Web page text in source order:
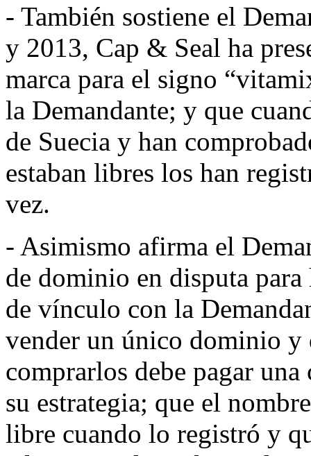
- También sostiene el
y 2013, Cap & Seal ha
marca para el signo
la Demandante; y que
de Suecia y han
estaban libres los han
vez.
- Asimismo afirma el
de dominio en disputa
de vínculo con la
vender un único dominio y
comprarlos debe pagar
su estrategia; que el
libre cuando lo registró y